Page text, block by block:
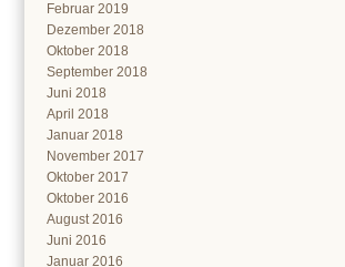
Februar 2019
Dezember 2018
Oktober 2018
September 2018
Juni 2018
April 2018
Januar 2018
November 2017
Oktober 2017
Oktober 2016
August 2016
Juni 2016
Januar 2016